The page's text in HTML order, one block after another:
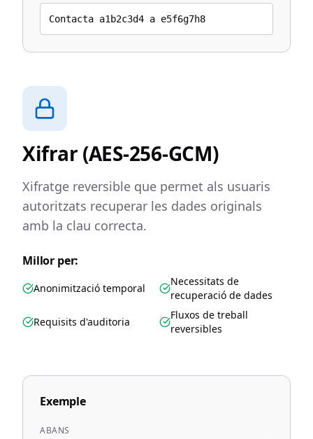
Contacta a1b2c3d4 a e5f6g7h8
Xifrar (AES-256-GCM)
Xifratge reversible que permet als usuaris
autoritzats recuperar les dades originals
amb la clau correcta.
Millor per:
Anonimització temporal
Necessitats de
recuperació de dades
Requisits d'auditoria
Fluxos de treball
reversibles
Exemple
ABANS